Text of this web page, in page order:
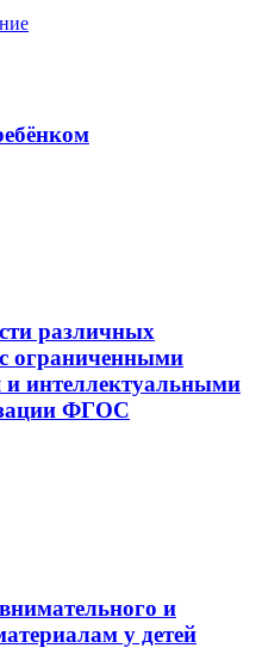
различных
ограниченными
и интеллектуальными
ФГОС
и
у детей